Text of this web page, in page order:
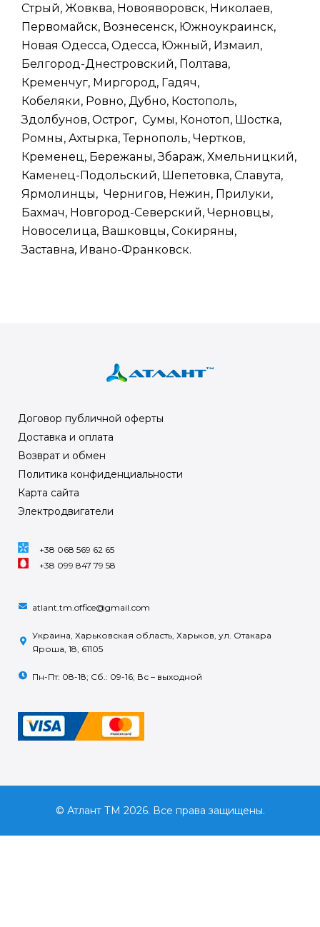
Стрый, Жовква, Новояворовск, Николаев,
Первомайск, Вознесенск, Южноукраинск,
Новая Одесса, Одесса, Южный, Измаил,
Белгород-Днестровский, Полтава,
Кременчуг, Миргород, Гадяч,
Кобеляки, Ровно, Дубно, Костополь,
Здолбунов, Острог, Сумы, Конотоп, Шостка,
Ромны, Ахтырка, Тернополь, Чертков,
Кременец, Бережаны, Збараж, Хмельницкий,
Каменец-Подольский, Шепетовка, Славута,
Ярмолинцы, Чернигов, Нежин, Прилуки,
Бахмач, Новгород-Северский, Черновцы,
Новоселица, Вашковцы, Сокиряны,
Заставна, Ивано-Франковск.
Договор публичной оферты
Доставка и оплата
Возврат и обмен
Политика конфиденциальности
Карта сайта
Электродвигатели
+38 068 569 62 65
+38 099 847 79 58
atlant.tm.office@gmail.com
Украина, Харьковская область, Харьков, ул. Отакара
Яроша, 18, 61105
Пн-Пт: 08-18; Сб.: 09-16; Вс – выходной
© Атлант ТМ 2026. Все права защищены.